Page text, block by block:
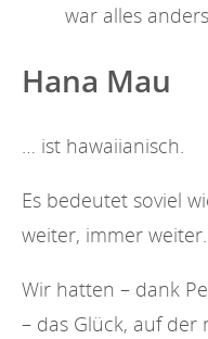
war alles
Hana Mau
… ist hawaiianisch.
Es bedeutet soviel
weiter, immer weiter.
Wir hatten – dank
– das Glück, auf der